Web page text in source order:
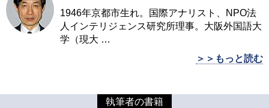
1946年京都市生れ。国際アナリスト、NPO法
人インテリジェンス研究所理事。大阪外国語大
学（現大 …
＞＞もっと読む
執筆者の書籍